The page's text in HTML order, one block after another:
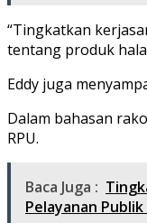
“Tingkatkan
tentang produk
Eddy juga
Dalam bahasan
RPU.
Baca Juga :
Pelayanan Publik